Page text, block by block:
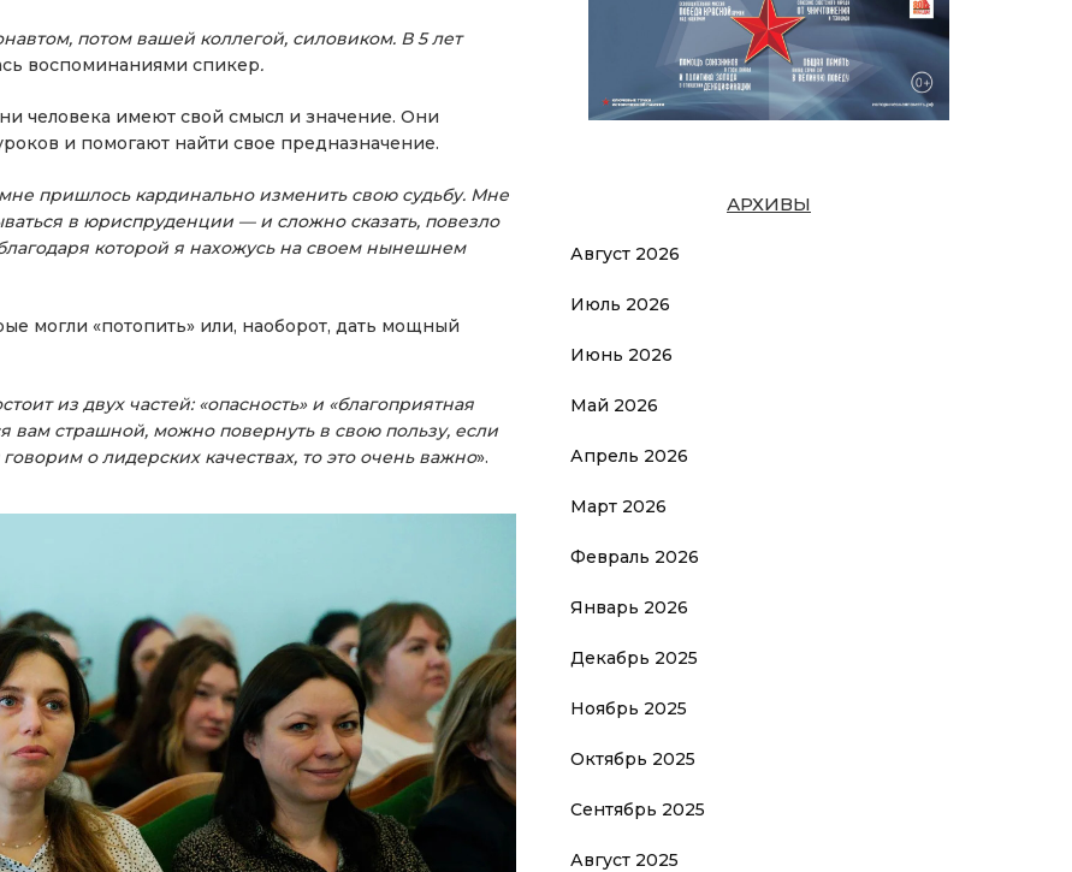
потом вашей коллегой, силовиком. В 5 лет
воспоминаниями спикер.
человека имеют свой смысл и значение. Они
и помогают найти свое предназначение.
пришлось кардинально изменить свою судьбу. Мне
в юриспруденции — и сложно сказать, повезло
которой я нахожусь на своем нынешнем
могли «потопить» или, наоборот, дать мощный
из двух частей: «опасность» и «благоприятная
вам страшной, можно повернуть в свою пользу, если
о лидерских качествах, то это очень важно».
АРХИВЫ
Август 2026
Июль 2026
Июнь 2026
Май 2026
Апрель 2026
Март 2026
Февраль 2026
Январь 2026
Декабрь 2025
Ноябрь 2025
Октябрь 2025
Сентябрь 2025
Август 2025